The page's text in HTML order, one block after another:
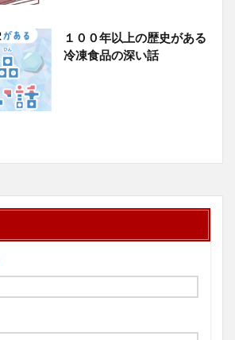
１００年以上の歴史がある
冷凍食品の深い話